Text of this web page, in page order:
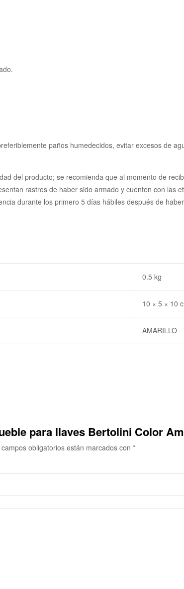
paños humedecidos, evitar excesos de
del producto; se recomienda que al momento de
rastros de haber sido armado y cuenten con las
durante los primero 5 días hábiles después de
0.5 kg
10 × 5 × 10
AMARILLO
para llaves Bertolini Color
campos obligatorios están marcados con *